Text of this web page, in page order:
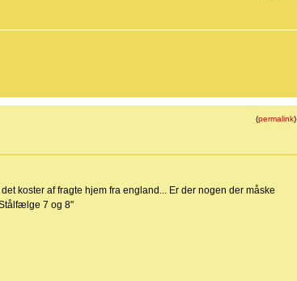
(permalink)
koster af fragte hjem fra england... Er der nogen der måske
7 og 8"